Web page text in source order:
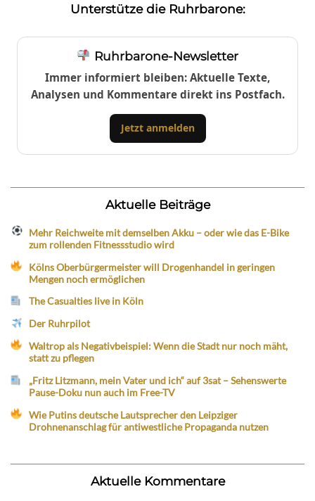
Unterstütze die Ruhrbarone:
Ruhrbarone-Newsletter
Immer informiert bleiben: Aktuelle Texte,
Analysen und Kommentare direkt ins Postfach.
Jetzt anmelden
Aktuelle Beiträge
Mehr Reichweite mit demselben Akku – oder wie das E-Bike
zum rollenden Fitnessstudio wird
Kölns Oberbürgermeister will Drogenhandel in geringen
Mengen noch ermöglichen
The Casualties live in Köln
Der Ruhrpilot
Waltrop als Negativbeispiel: Wenn die Stadt nur noch mäht,
statt zu pflegen
„Fritz Litzmann, mein Vater und ich“ auf 3sat – Sehenswerte
Pause-Doku nun auch im Free-TV
Wie Putins deutsche Lautsprecher den Leipziger
Drohnenanschlag für antiwestliche Propaganda nutzen
Aktuelle Kommentare